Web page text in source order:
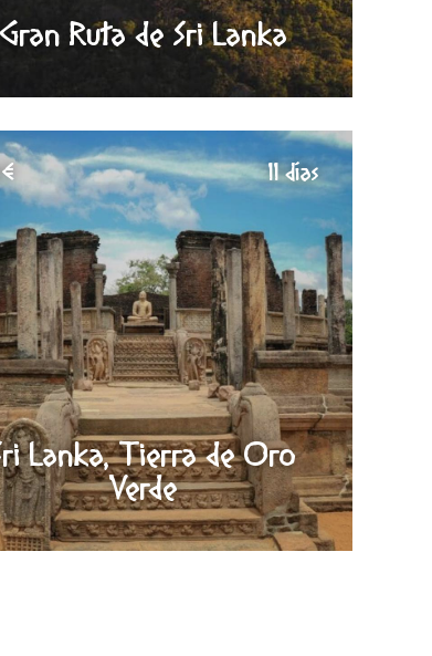
Gran Ruta de Sri Lanka
Lanka, Tierra de Oro
Verde
11 días